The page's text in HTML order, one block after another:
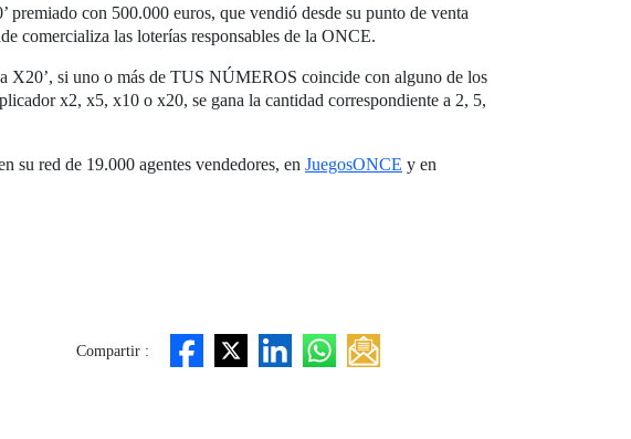
premiado con 500.000 euros, que vendió desde su punto de venta
comercializa las loterías responsables de la ONCE.
X20’, si uno o más de TUS NÚMEROS coincide con alguno de los
x2, x5, x10 o x20, se gana la cantidad correspondiente a 2, 5,
su red de 19.000 agentes vendedores, en JuegosONCE y en
Compartir :